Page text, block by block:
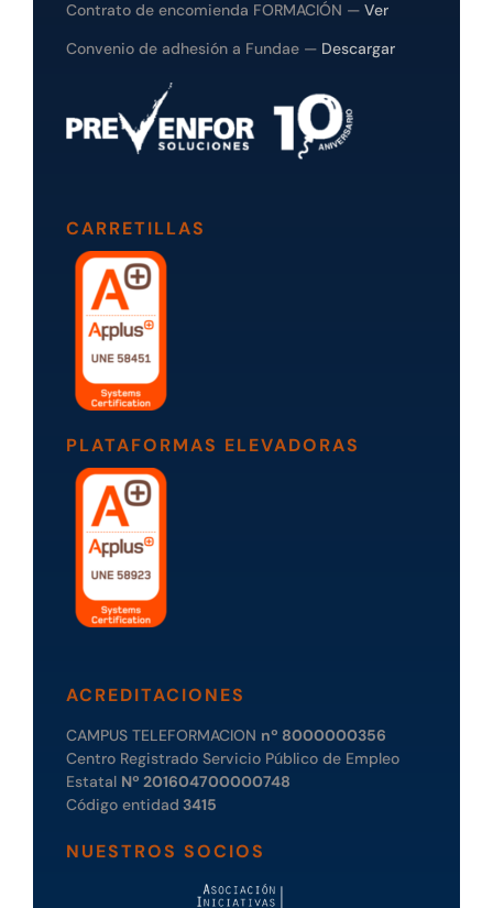
Contrato de encomienda FORMACIÓN — Ver
Convenio de adhesión a Fundae — Descargar
CARRETILLAS
PLATAFORMAS ELEVADORAS
ACREDITACIONES
CAMPUS TELEFORMACION nº 8000000356
Centro Registrado Servicio Público de Empleo
Estatal Nº 201604700000748
Código entidad 3415
NUESTROS SOCIOS